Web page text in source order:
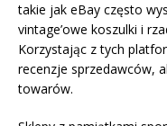
takie jak eBay często
vintage’owe koszulki i
Korzystając z tych
recenzje sprzedawców,
towarów.